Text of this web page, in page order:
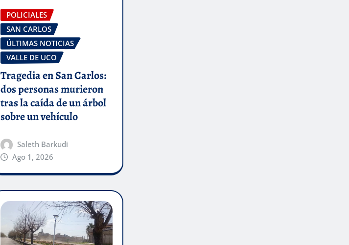
POLICIALES
SAN CARLOS
ÚLTIMAS NOTICIAS
VALLE DE UCO
Tragedia en San Carlos:
dos personas murieron
tras la caída de un árbol
sobre un vehículo
Saleth Barkudi
Ago 1, 2026